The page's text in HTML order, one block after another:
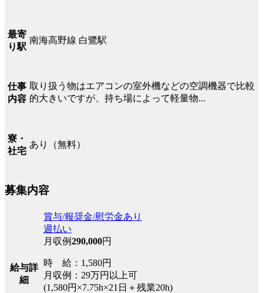
最寄
り駅
南海高野線 白鷺駅
仕事
内容
取り扱う物はエアコンの室外機などの空調機器で比較
的大きいですが、持ち場によって軽量物...
寮・
社宅
あり（無料）
募集内容
給与詳
細
賞与/報奨金/慰労金あり
週払い
月収例290,000円
時 給：1,580円
月収例：29万円以上可
(1,580円×7.75h×21日＋残業20h)